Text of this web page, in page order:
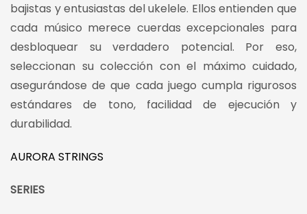
bajistas y entusiastas del ukelele. Ellos entienden que
cada músico merece cuerdas excepcionales para
desbloquear su verdadero potencial. Por eso,
seleccionan su colección con el máximo cuidado,
asegurándose de que cada juego cumpla rigurosos
estándares de tono, facilidad de ejecución y
durabilidad.
AURORA STRINGS
SERIES